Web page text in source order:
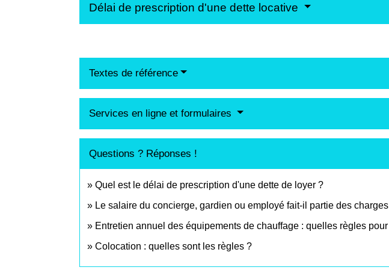
Délai de prescription d'une dette locative
Textes de référence
Services en ligne et formulaires
Questions ? Réponses !
Quel est le délai de prescription d'une dette de loyer ?
Le salaire du concierge, gardien ou employé fait-il partie des
Entretien annuel des équipements de chauffage : quelles règles
Colocation : quelles sont les règles ?